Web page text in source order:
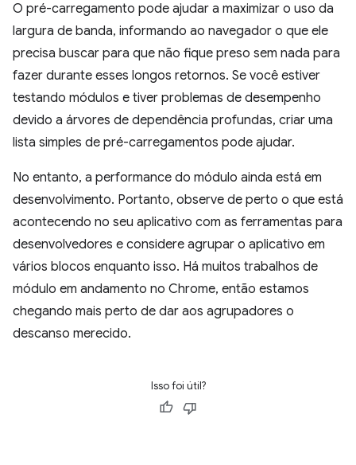
O pré-carregamento pode ajudar a maximizar o uso da
largura de banda, informando ao navegador o que ele
precisa buscar para que não fique preso sem nada para
fazer durante esses longos retornos. Se você estiver
testando módulos e tiver problemas de desempenho
devido a árvores de dependência profundas, criar uma
lista simples de pré-carregamentos pode ajudar.
No entanto, a performance do módulo ainda está em
desenvolvimento. Portanto, observe de perto o que está
acontecendo no seu aplicativo com as ferramentas para
desenvolvedores e considere agrupar o aplicativo em
vários blocos enquanto isso. Há muitos trabalhos de
módulo em andamento no Chrome, então estamos
chegando mais perto de dar aos agrupadores o
descanso merecido.
Isso foi útil?